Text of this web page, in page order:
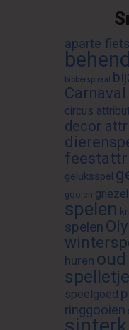
aparte
bibberspiraal
Carnaval
circus
decor
geluksspel
gooien
spelen
spelen
huren
speelgoed
ringgooien